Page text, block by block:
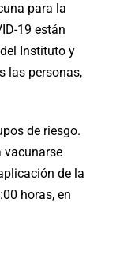
para la
19 están
Instituto y
las personas,
de riesgo.
vacunarse
de la
horas, en